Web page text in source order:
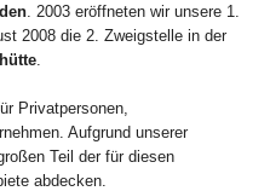
. 2003 eröffneten wir unsere 1.
2008 die 2. Zweigstelle in der
Privatpersonen,
Aufgrund unserer
Teil der für diesen
abdecken.